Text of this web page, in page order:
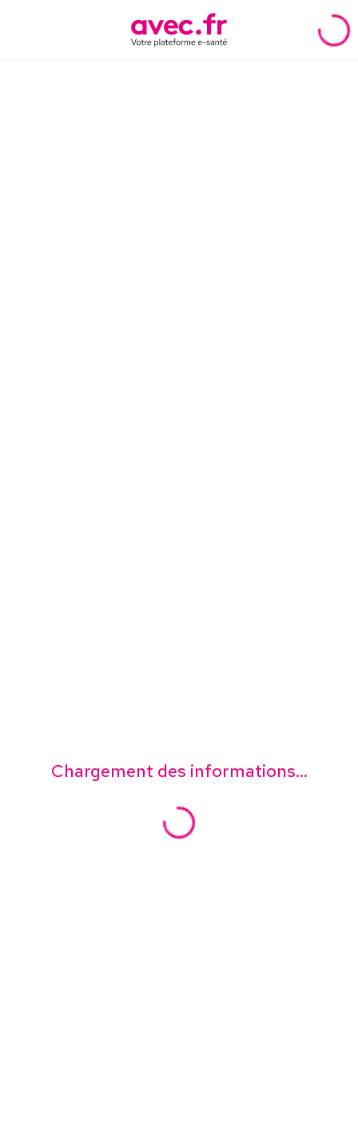
Chargement des informations...